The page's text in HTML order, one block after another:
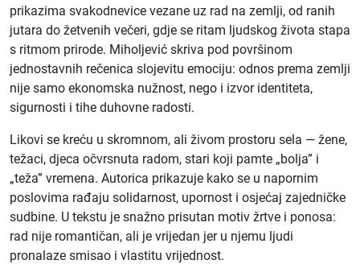
prikazima svakodnevice vezane uz rad na zemlji, od ranih
jutara do žetvenih večeri, gdje se ritam ljudskog života stapa
s ritmom prirode. Miholjević skriva pod površinom
jednostavnih rečenica slojevitu emociju: odnos prema zemlji
nije samo ekonomska nužnost, nego i izvor identiteta,
sigurnosti i tihe duhovne radosti.
Likovi se kreću u skromnom, ali živom prostoru sela — žene,
težaci, djeca očvrsnuta radom, stari koji pamte „bolja” i
„teža” vremena. Autorica prikazuje kako se u napornim
poslovima rađaju solidarnost, upornost i osjećaj zajedničke
sudbine. U tekstu je snažno prisutan motiv žrtve i ponosa:
rad nije romantičan, ali je vrijedan jer u njemu ljudi
pronalaze smisao i vlastitu vrijednost.